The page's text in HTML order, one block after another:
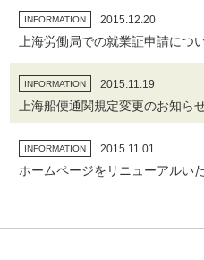
INFORMATION 2015.12.20
上海労働局での就業証申請につ
INFORMATION 2015.11.19
上海船便通関規定変更のお知ら
INFORMATION 2015.11.01
ホームページをリニューアルい